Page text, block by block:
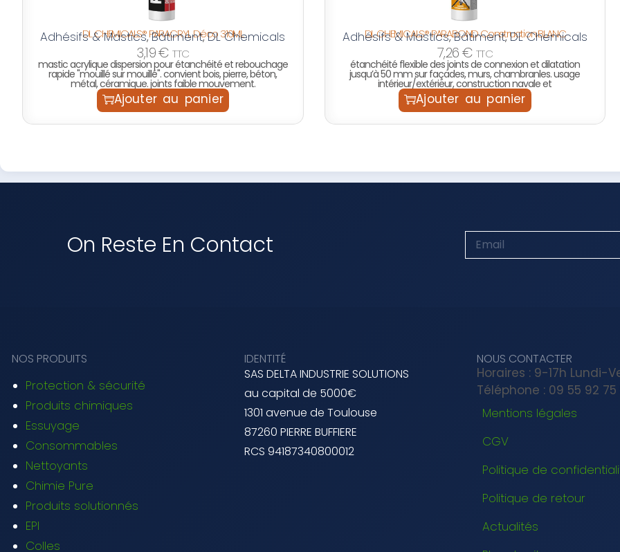
DL CHEMICALS® PARACRYL Déco 310ML
Adhésifs & Mastics,Bâtiment,DL Chemicals
3,19€ TTC
mastic acrylique dispersion pour étanchéité et rebouchage
rapide "mouillé sur mouillé". convient bois, pierre, béton,
métal, céramique. joints faible mouvement.
Ajouter au panier
DL CHEMICALS® PARABOND Construction BLANC
Adhésifs & Mastics,Bâtiment,DL Chemicals
7,26€ TTC
étanchéité flexible des joints de connexion et dilatation
jusqu’à 50 mm sur façades, murs, chambranles. usage
intérieur/extérieur, construction navale et
Ajouter au panier
On Reste En Contact
NOS PRODUITS
Protection & sécurité
Produits chimiques
Essuyage
Consommables
Nettoyants
Chimie Pure
Produits solutionnés
EPI
Colles
IDENTITÉ
SAS DELTA INDUSTRIE SOLUTIONS
au capital de 5000€
1301 avenue de Toulouse
87260 PIERRE BUFFIERE
RCS 94187340800012
NOUS CONTACTER
Horaires : 9-17h Lundi-
Téléphone : 09 55 92 75
Mentions légales
CGV
Politique de
Politique de retour
Actualités